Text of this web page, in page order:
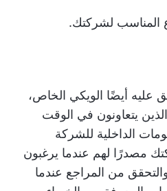
المناسب لشركتك.
عليه أيضًا الويكي الخاص،
يتعاونون في الوقت
الداخلية للشركة
مصدرًا لهم عندما يرغبون
من المراجع عندما